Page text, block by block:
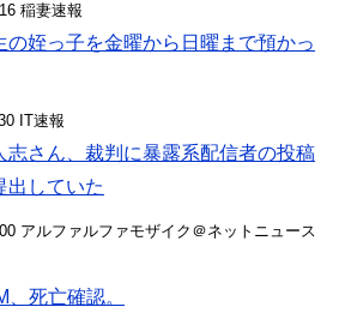
稲妻速報
の姪っ子を金曜から日曜まで預かっ
IT速報
志さん、裁判に暴露系配信者の投稿
出していた
アルファルファモザイク＠ネットニュース
、死亡確認。